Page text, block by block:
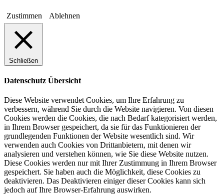
Zustimmen Ablehnen
Schließen
Datenschutz Übersicht
Diese Website verwendet Cookies, um Ihre Erfahrung zu
verbessern, während Sie durch die Website navigieren. Von diesen
Cookies werden die Cookies, die nach Bedarf kategorisiert werden,
in Ihrem Browser gespeichert, da sie für das Funktionieren der
grundlegenden Funktionen der Website wesentlich sind. Wir
verwenden auch Cookies von Drittanbietern, mit denen wir
analysieren und verstehen können, wie Sie diese Website nutzen.
Diese Cookies werden nur mit Ihrer Zustimmung in Ihrem Browser
gespeichert. Sie haben auch die Möglichkeit, diese Cookies zu
deaktivieren. Das Deaktivieren einiger dieser Cookies kann sich
jedoch auf Ihre Browser-Erfahrung auswirken.